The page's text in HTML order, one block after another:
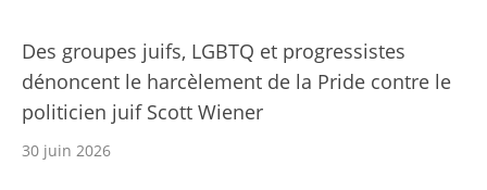
Des groupes juifs, LGBTQ et progressistes
dénoncent le harcèlement de la Pride contre le
politicien juif Scott Wiener
30 juin 2026